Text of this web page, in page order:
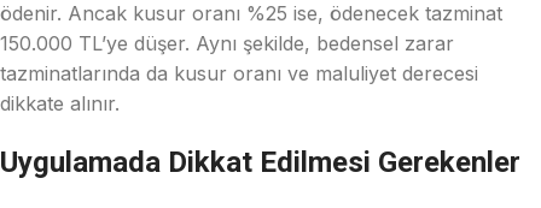
ödenir. Ancak kusur oranı %25 ise, ödenecek tazminat
150.000 TL’ye düşer. Aynı şekilde, bedensel zarar
tazminatlarında da kusur oranı ve maluliyet derecesi
dikkate alınır.
Uygulamada Dikkat Edilmesi Gerekenler